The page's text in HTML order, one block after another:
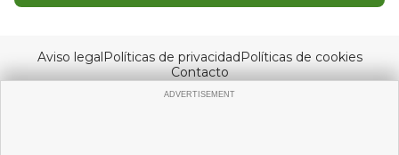
Aviso legalPolíticas de privacidadPolíticas de cookies
Contacto